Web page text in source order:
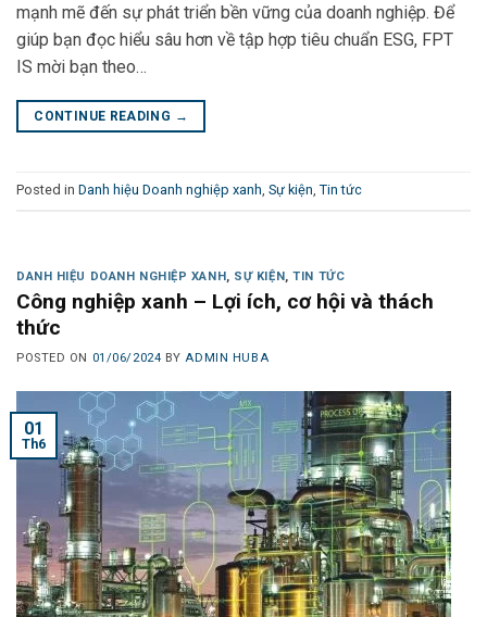
mạnh mẽ đến sự phát triển bền vững của doanh nghiệp. Để
giúp bạn đọc hiểu sâu hơn về tập hợp tiêu chuẩn ESG, FPT
IS mời bạn theo…
CONTINUE READING →
Posted in Danh hiệu Doanh nghiệp xanh, Sự kiện, Tin tức
DANH HIỆU DOANH NGHIỆP XANH, SỰ KIỆN,TIN TỨC
Công nghiệp xanh – Lợi ích, cơ hội và thách
thức
POSTED ON 01/06/2024 BYADMIN HUBA
01
Th6